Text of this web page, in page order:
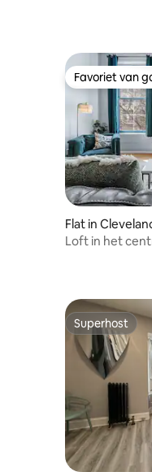
Favoriet van
Favoriet van
Flat in
Loft in het
Superhost
Superhost